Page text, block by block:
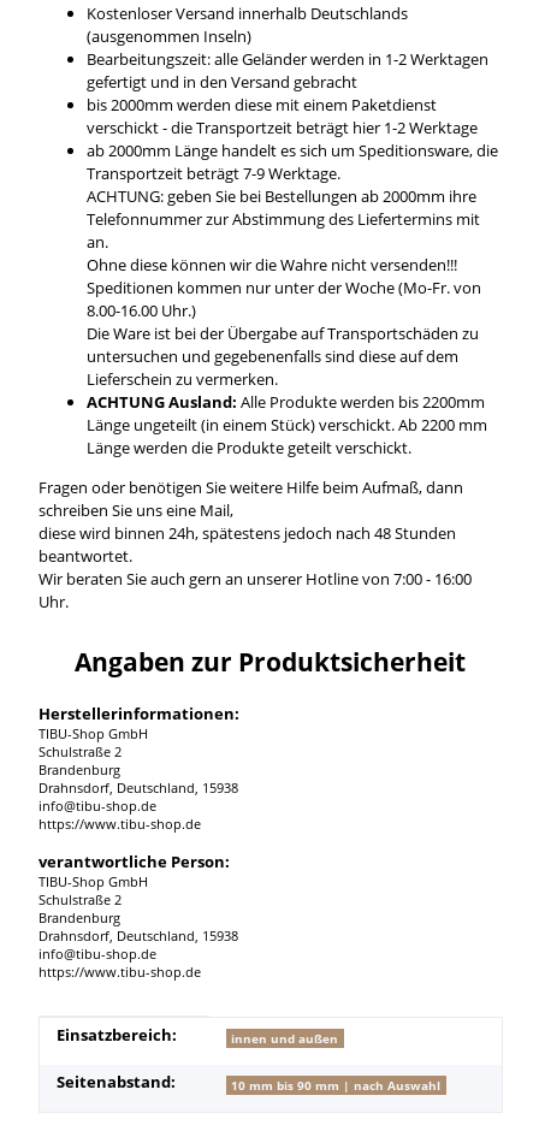
Kostenloser Versand innerhalb Deutschlands
(ausgenommen Inseln)
Bearbeitungszeit: alle Geländer werden in 1-2 Werktagen
gefertigt und in den Versand gebracht
bis 2000mm werden diese mit einem Paketdienst
verschickt - die Transportzeit beträgt hier 1-2 Werktage
ab 2000mm Länge handelt es sich um Speditionsware, die
Transportzeit beträgt 7-9 Werktage.
ACHTUNG: geben Sie bei Bestellungen ab 2000mm ihre
Telefonnummer zur Abstimmung des Liefertermins mit
an.
Ohne diese können wir die Wahre nicht versenden!!!
Speditionen kommen nur unter der Woche (Mo-Fr. von
8.00-16.00 Uhr.)
Die Ware ist bei der Übergabe auf Transportschäden zu
untersuchen und gegebenenfalls sind diese auf dem
Lieferschein zu vermerken.
ACHTUNG Ausland: Alle Produkte werden bis 2200mm
Länge ungeteilt (in einem Stück) verschickt. Ab 2200 mm
Länge werden die Produkte geteilt verschickt.
Fragen oder benötigen Sie weitere Hilfe beim Aufmaß, dann
schreiben Sie uns eine Mail,
diese wird binnen 24h, spätestens jedoch nach 48 Stunden
beantwortet.
Wir beraten Sie auch gern an unserer Hotline von 7:00 - 16:00
Uhr.
Angaben zur Produktsicherheit
Herstellerinformationen:
TIBU-Shop GmbH
Schulstraße 2
Brandenburg
Drahnsdorf, Deutschland, 15938
info@tibu-shop.de
https://www.tibu-shop.de
verantwortliche Person:
TIBU-Shop GmbH
Schulstraße 2
Brandenburg
Drahnsdorf, Deutschland, 15938
info@tibu-shop.de
https://www.tibu-shop.de
Produkteigenschaft
Wert
Einsatzbereich: innen und außen
Seitenabstand: 10 mm bis 90 mm | nach Auswahl